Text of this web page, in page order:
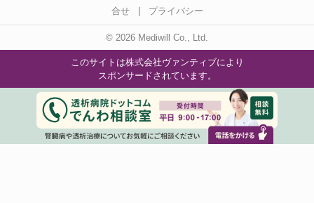
合せ
| プライバシー
© 2026 Mediwill Co., Ltd.
このサイトは株式会社ヴァンティブにより
スポンサードされています。